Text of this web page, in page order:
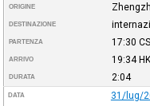
ORIGINE
DESTINAZIONE
PARTENZA 17:30
ARRIVO 19:34
DURATA 2:04
DATA 31/lug/